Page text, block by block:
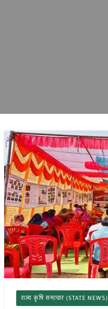
राज्य कृषि समाचार (STATE NEWS)